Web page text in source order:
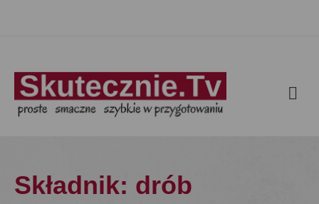
Składnik: drób